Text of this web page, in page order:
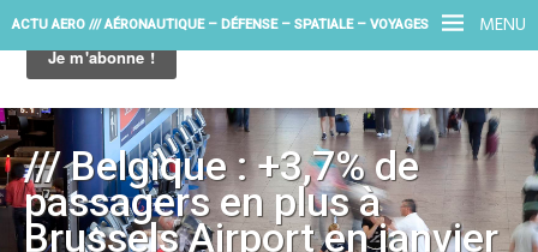
MENU
ACTU AERO /// AÉRONAUTIQUE – DÉFENSE – SPATIALE – VOYAGES
/// Belgique : +3,7% de
passagers en plus à
Brussels Airport en janvier